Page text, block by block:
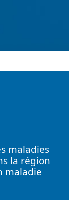
maladies
la région
maladie